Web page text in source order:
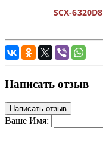
SCX-6320D8
Написать отзыв
Написать отзыв
Ваше Имя: